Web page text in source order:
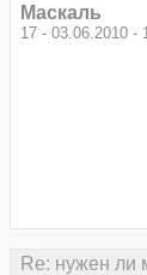
Маскаль
17 - 03.06.2010 -
Re: нужен ли